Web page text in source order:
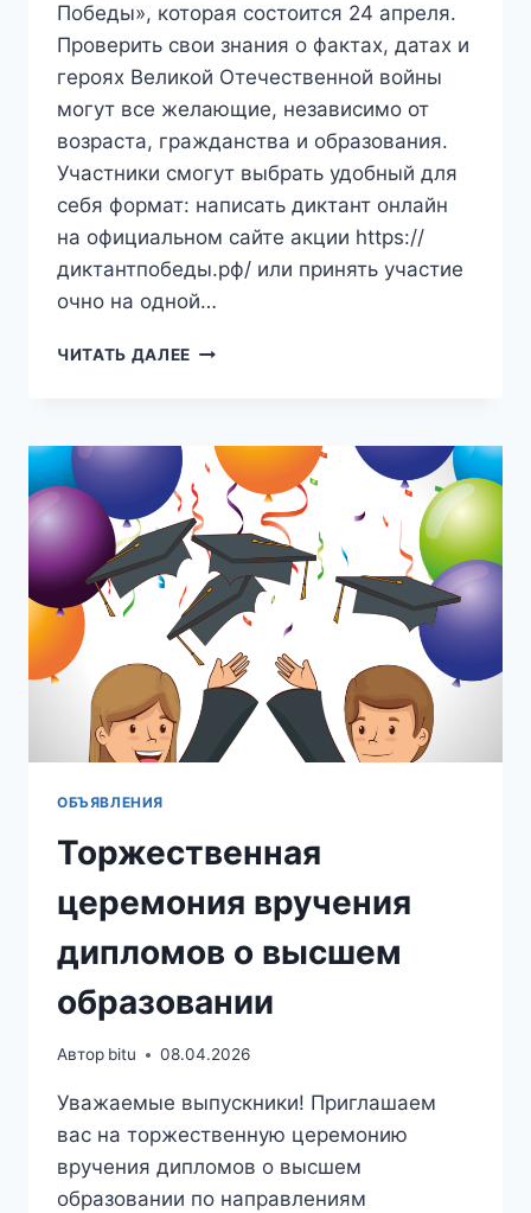
Победы», которая состоится 24 апреля.
Проверить свои знания о фактах, датах и
героях Великой Отечественной войны
могут все желающие, независимо от
возраста, гражданства и образования.
Участники смогут выбрать удобный для
себя формат: написать диктант онлайн
на официальном сайте акции https://
диктантпобеды.рф/ или принять участие
очно на одной…
ЧИТАТЬ ДАЛЕЕ «ДИКТАНТ
ПРОВЕРЬ
СВОИ
ЗНАНИЯ
О
ГЕРОИЧЕСКОЙ
ИСТОРИИ
ОТЕЧЕСТВА
ОБЪЯВЛЕНИЯ
Торжественная
церемония вручения
дипломов о высшем
образовании
Автор bitu 08.04.2026
Уважаемые выпускники! Приглашаем
вас на торжественную церемонию
вручения дипломов о высшем
образовании по направлениям